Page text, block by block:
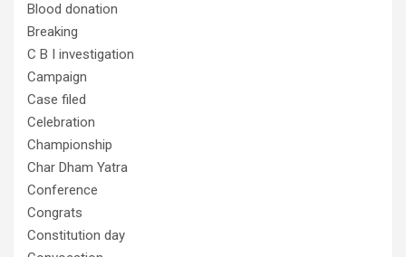
Blood donation
Breaking
C B I investigation
Campaign
Case filed
Celebration
Championship
Char Dham Yatra
Conference
Congrats
Constitution day